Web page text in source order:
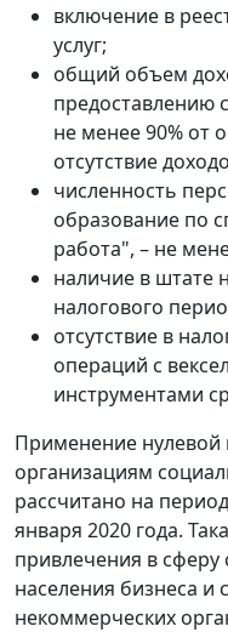
включение в
услуг;
общий объем
предоставлению
не менее 90% от
отсутствие
численность
образование по
работа", – не
наличие в штате
налогового
отсутствие в
операций с
инструментами
Применение нулевой
организациям
рассчитано на
января 2020 года.
привлечения в
населения бизнеса
некоммерческих